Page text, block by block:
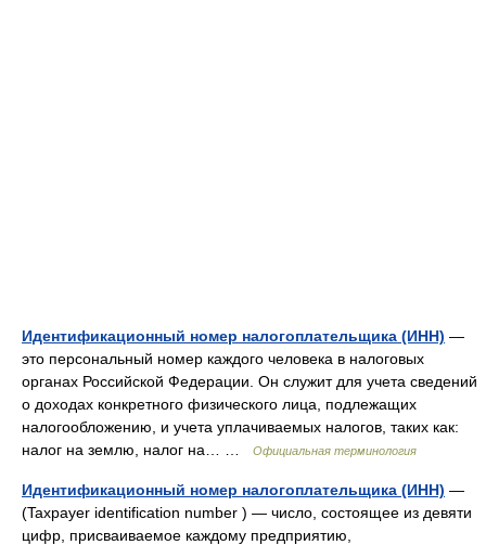
Идентификационный номер налогоплательщика (ИНН) —
это персональный номер каждого человека в налоговых
органах Российской Федерации. Он служит для учета сведений
о доходах конкретного физического лица, подлежащих
налогообложению, и учета уплачиваемых налогов, таких как:
налог на землю, налог на… …
Официальная терминология
Идентификационный номер налогоплательщика (ИНН) —
(Taxpayer identification number ) — число, состоящее из девяти
цифр, присваиваемое каждому предприятию,